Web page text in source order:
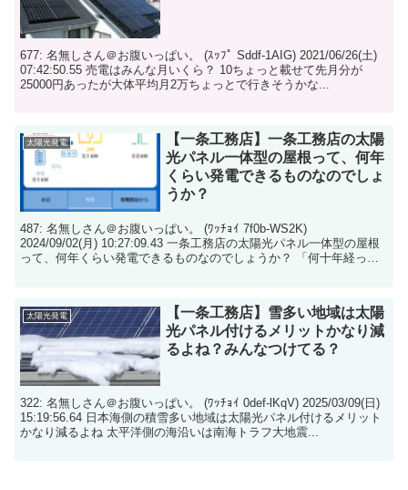
677: 名無しさん＠お腹いっぱい。 (ｽｯﾌﾟ Sddf-1AIG) 2021/06/26(土)
07:42:50.55 売電はみんな月いくら？ 10ちょっと載せて先月分が
25000円あったが大体平均月2万ちょっとで行きそうかな...
太陽光発電
【一条工務店】一条工務店の太陽
光パネル一体型の屋根って、何年
くらい発電できるものなのでしょ
うか？
487: 名無しさん＠お腹いっぱい。 (ﾜｯﾁｮｲ 7f0b-WS2K)
2024/09/02(月) 10:27:09.43 一条工務店の太陽光パネル一体型の屋根
って、何年くらい発電できるものなのでしょうか？ 「何十年経って
太陽光発電
【一条工務店】雪多い地域は太陽
光パネル付けるメリットかなり減
るよね？みんなつけてる？
322: 名無しさん＠お腹いっぱい。 (ﾜｯﾁｮｲ 0def-lKqV) 2025/03/09(日)
15:19:56.64 日本海側の積雪多い地域は太陽光パネル付けるメリット
かなり減るよね 太平洋側の海沿いは南海トラフ大地震...